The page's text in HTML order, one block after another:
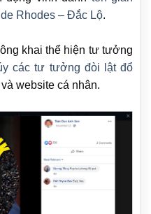
Rhodes – Đắc Lộ.
khai thể hiện tư tưởng
các tư tưởng đòi lật đổ
website cá nhân.